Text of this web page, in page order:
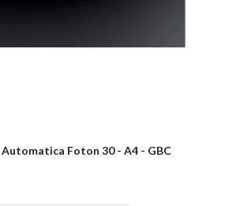
Foton 30 - A4 - GBC